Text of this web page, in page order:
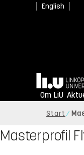
English
Hem
Om LiU
Start
Masterprofil